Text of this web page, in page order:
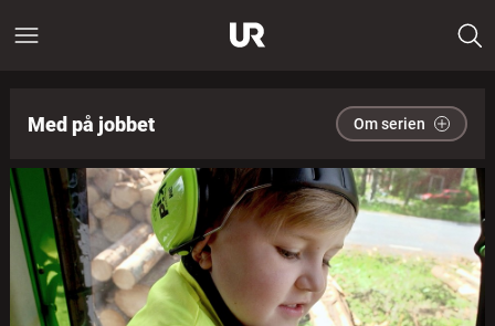
Med på jobbet Om serien